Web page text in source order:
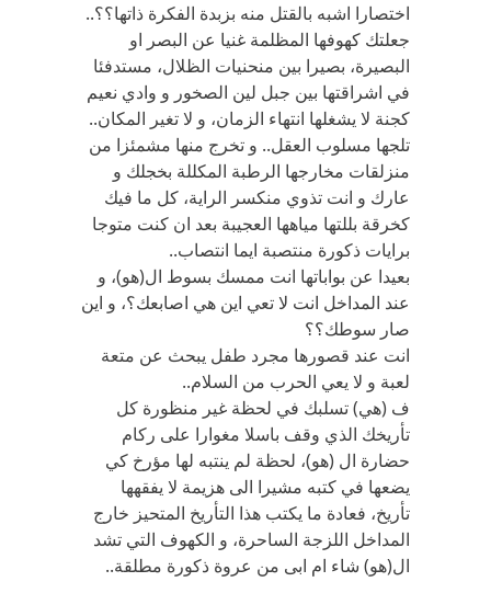
اختصارا اشبه بالقتل منه بزبدة الفكرة ذاتها؟؟..
جعلتك كهوفها المظلمة غنيا عن البصر او
البصيرة، بصيرا بين منحنيات الظلال، مستدفئا
في اشراقتها بين جبل لين الصخور و وادي نعيم
كجنة لا يشغلها انتهاء الزمان، و لا تغير المكان..
تلجها مسلوب العقل.. و تخرج منها مشمئزا من
منزلقات مخارجها الرطبة المكللة بخجلك و
عارك و انت تذوي منكسر الراية، كل ما فيك
كخرقة بللتها مياهها العجيبة بعد ان كنت متوجا
برايات ذكورة منتصبة ايما انتصاب..
بعيدا عن بواباتها انت ممسك بسوط ال(هو)، و
عند المداخل انت لا تعي اين هي اصابعك؟، و اين
صار سوطك؟؟
انت عند قصورها مجرد طفل يبحث عن متعة
لعبة و لا يعي الحرب من السلام..
ف (هي) تسلبك في لحظة غير منظورة كل
تأريخك الذي وقف باسلا مغوارا على ركام
حضارة ال (هو)، لحظة لم ينتبه لها مؤرخ كي
يضعها في كتبه مشيرا الى هزيمة لا يفقهها
تأريخ، فعادة ما يكتب هذا التأريخ المتحيز خارج
المداخل اللزجة الساحرة، و الكهوف التي تشد
ال(هو) شاء ام ابى من عروة ذكورة مطلقة..